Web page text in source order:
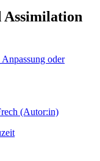
(Autor:in)